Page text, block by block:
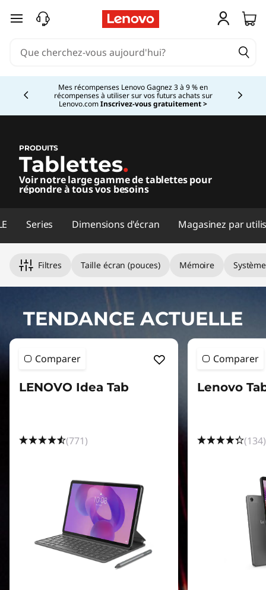
T
e
s
L
n
v
o
passer au contenu principal
Vous magasinez pour une entreprise?Les nouveaux membres
Lenovo Pro bénéficient d'une réduction de 100 $ sur la première
commande de 1 000 $ et plus, d'économies exclusives et d'une
assistance technologique 1:1. En savoir plus >
Currently displaying item 3 of 5
PRODUITS
Tablettes.
Voir notre large gamme de tablettes pour
répondre à tous vos besoins
Series Dimensions d'écran Magasinez par
Filtres Taille écran (pouces) Mémoire
TENDANCE ACTUELLE
Comparer
LENOVO Idea Tab
(771)
Comparer
Lenovo
(134)